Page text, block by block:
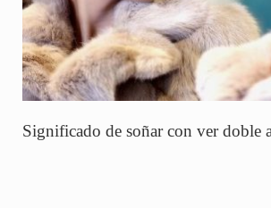
Significado de soñar con ver doble